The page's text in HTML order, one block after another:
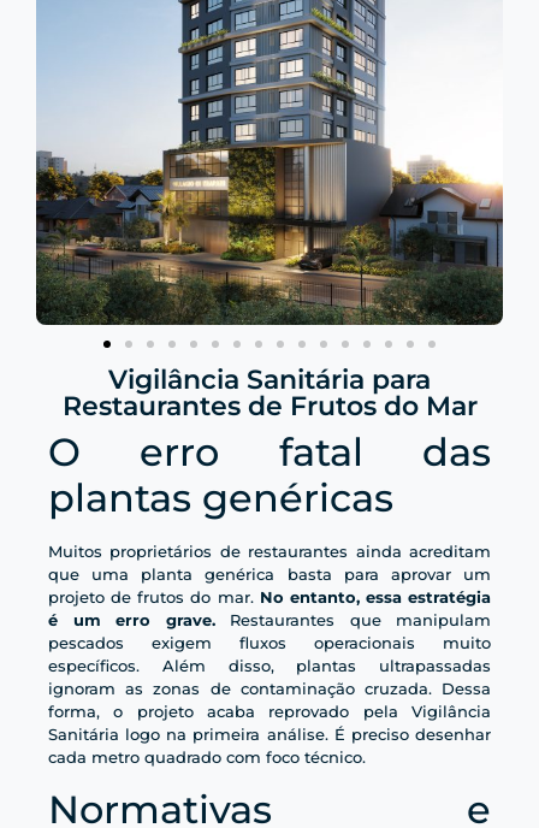
Vigilância Sanitária para
Restaurantes de Frutos do Mar
O erro fatal das
plantas genéricas
Muitos proprietários de restaurantes ainda acreditam
que uma planta genérica basta para aprovar um
projeto de frutos do mar. No entanto, essa estratégia
é um erro grave.Restaurantes que manipulam
pescados exigem fluxos operacionais muito
específicos. Além disso, plantas ultrapassadas
ignoram as zonas de contaminação cruzada. Dessa
forma, o projeto acaba reprovado pela Vigilância
Sanitária logo na primeira análise. É preciso desenhar
cada metro quadrado com foco técnico.
Normativas e